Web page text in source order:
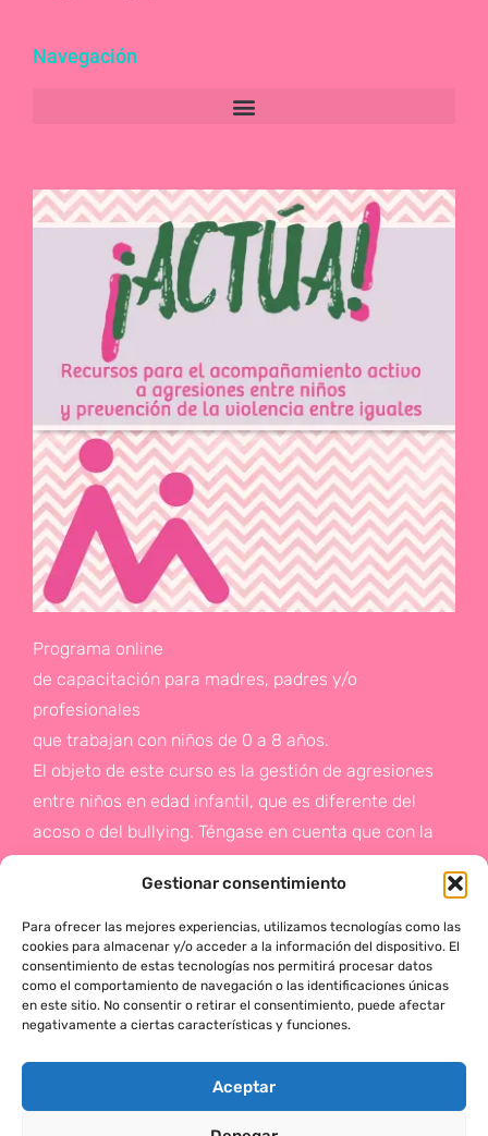
Gestionar consentimiento
Para ofrecer las mejores experiencias, utilizamos tecnologías como las
cookies para almacenar y/o acceder a la información del dispositivo. El
consentimiento de estas tecnologías nos permitirá procesar datos
como el comportamiento de navegación o las identificaciones únicas
en este sitio. No consentir o retirar el consentimiento, puede afectar
negativamente a ciertas características y funciones.
Aceptar
Navegación
Programa online
de capacitación para madres, padres y/o
profesionales
que trabajan con niños de 0 a 8 años.
El objeto de este curso es la gestión de agresiones
entre niños en edad infantil, que es diferente del
acoso o del bullying. Téngase en cuenta que con la
de la prevención a un problema que suele aparecer
en etapas posteriores como es el acoso.
Si deseas más información,
haz click en este enlace: